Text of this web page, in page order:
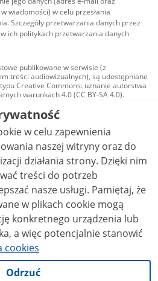
wiadomości) w celu przesłania
Szczegóły przetwarzania danych przez
ich politykach przetwarzania danych
publikowane w serwisie (z
treści audiowizualnych), są udostępniane
Creative Commons: uznanie autorstwa
warunkach 4.0 (CC BY-SA 4.0).
w tym zdjęcia, materiały
są udostępniane na licencji typu
uznanie autorstwa użycie
- bez utworów zależnych 4.0 (CC BY-
o ile nie jest to stwierdzone inaczej.
w celu zapewnienia
naszej witryny oraz do
strony. Dzięki nim
treści do potrzeb
usługi. Pamiętaj, że
w plikach cookie mogą
konkretnego urządzenia lub
a więc potencjalnie stanowić
cookies
Odrzuć